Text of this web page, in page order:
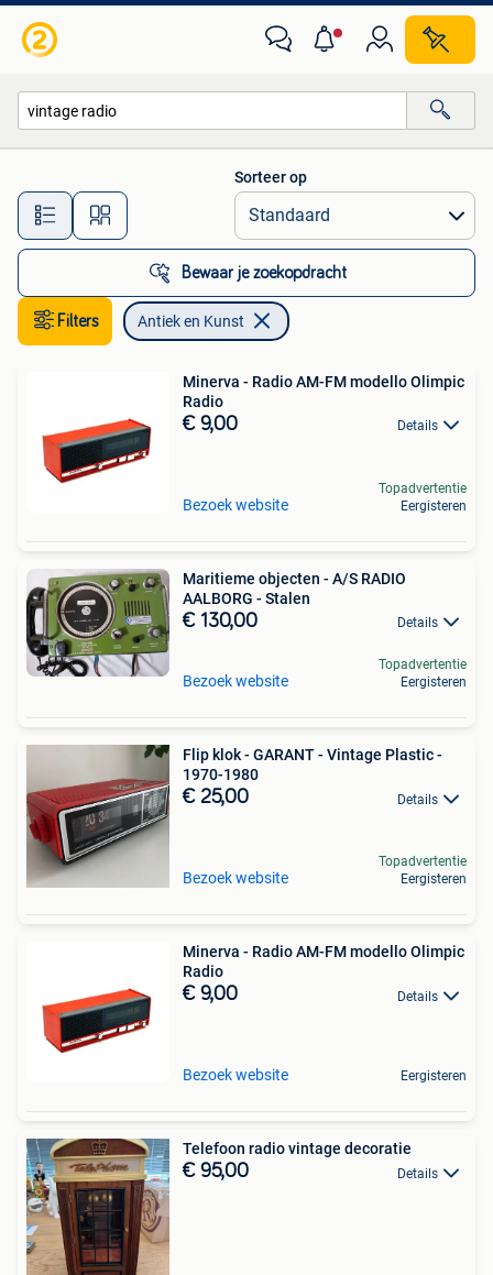
Alle afstanden…
Sorteer op
Bewaar je zoekopdracht
Filters Antiek en Kunst
Minerva - Radio AM-FM modello Olimpic
Radio
€ 9,00 Details
Bezoek website
Topadvertentie
Eergisteren
Maritieme objecten - A/S RADIO
AALBORG - Stalen
€ 130,00 Details
Bezoek website
Topadvertentie
Eergisteren
Flip klok - GARANT - Vintage Plastic -
1970-1980
€ 25,00 Details
Bezoek website
Topadvertentie
Eergisteren
Minerva - Radio AM-FM modello Olimpic
Radio
€ 9,00 Details
Bezoek website Eergisteren
Telefoon radio vintage decoratie
€ 95,00 Details